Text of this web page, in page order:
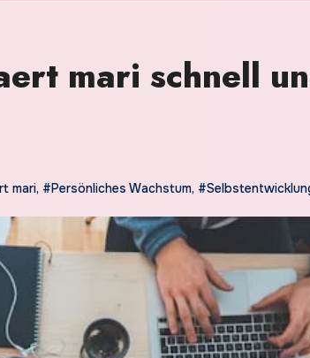
mari schnell
mari, #Persönliches Wachstum,